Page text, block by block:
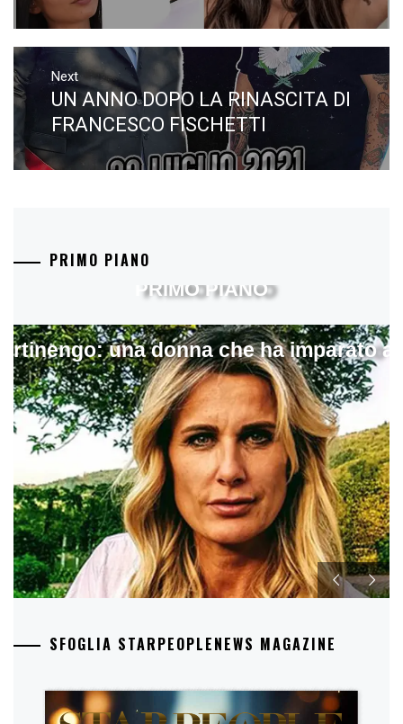
Next
Next
post:
UN ANNO DOPO LA RINASCITA DI
FRANCESCO FISCHETTI
PRIMO PIANO
una donna che ha imparato a
PRIMO PIANO
SFOGLIA STARPEOPLENEWS MAGAZINE